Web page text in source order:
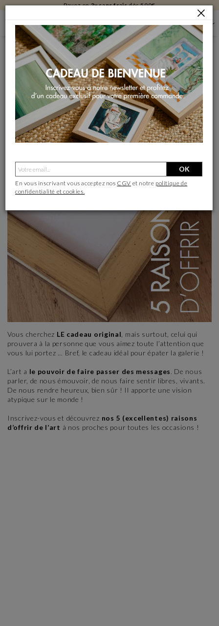
Livraisongratuiteen galerie
5 RAISONS D'OFFRIR DE L'ART
- 5 RAISONS D'OFFRIR DE L'ART -
Et si l’art d’offrir c’était d’offrir de l’art ?
Vous cherchez LE cadeau original , mais surtout, celui qui
prouvera à la personne que vous aimez toute l’attention que
vous lui portez … Bref, le cadeau idéal pour épater la galerie !
L’art a le pouvoir de faire passer des messages. De nous
parler, de nous émouvoir, de nous faire sentir libres, vivants.
De nous rendre heureux, bien sûr ! Il apporte une vision
atypique sur le monde !
Inscrivez-vous et découvrez nos 5 (excellentes) raisons
d’offrir de l’art à nos proches pour toutes les occasions !
OK
En vous inscrivant vous acceptez nos CGV et notre politique de
confidentialité et cookies.